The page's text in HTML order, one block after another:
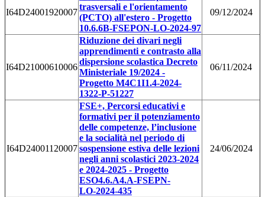
I64D24001920007
trasversali e l'orientamento
(PCTO) all'estero - Progetto
10.6.6B-FSEPON-LO-2024-97
09/12/2024
I64D21000610006
Riduzione dei divari negli
apprendimenti e contrasto alla
dispersione scolastica Decreto
Ministeriale 19/2024 -
Progetto M4C1I1.4-2024-
1322-P-51227
06/11/2024
I64D24001120007
FSE+, Percorsi educativi e
formativi per il potenziamento
delle competenze, l’inclusione
e la socialità nel periodo di
sospensione estiva delle lezioni
negli anni scolastici 2023-2024
e 2024-2025 - Progetto
ESO4.6.A4.A-FSEPN-
LO-2024-435
24/06/2024